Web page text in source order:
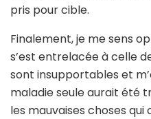
pris pour cible.
Finalement, je me sens
s’est entrelacée à celle
sont insupportables et
maladie seule aurait été
les mauvaises choses